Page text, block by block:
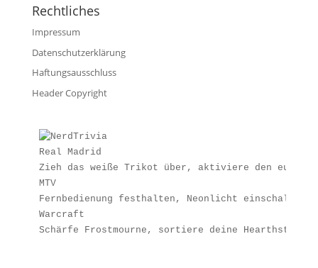
Rechtliches
Impressum
Datenschutzerklärung
Haftungsausschluss
Header Copyright
Real Madrid
Zieh das weiße Trikot über, aktiviere den
MTV
Fernbedienung festhalten, Neonlicht
Warcraft
Schärfe Frostmourne, sortiere deine